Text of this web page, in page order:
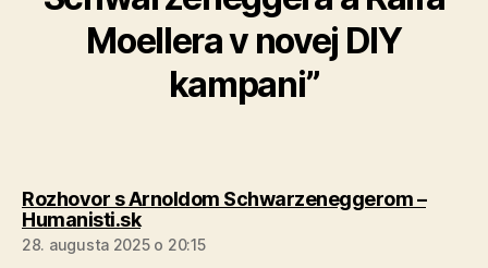
Moellera v novej DIY
kampani”
Rozhovor s Arnoldom Schwarzeneggerom –
Humanisti.skhovorí:
28. augusta 2025 o 20:15